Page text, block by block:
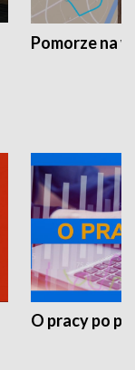
Pomorze na
O pracy po